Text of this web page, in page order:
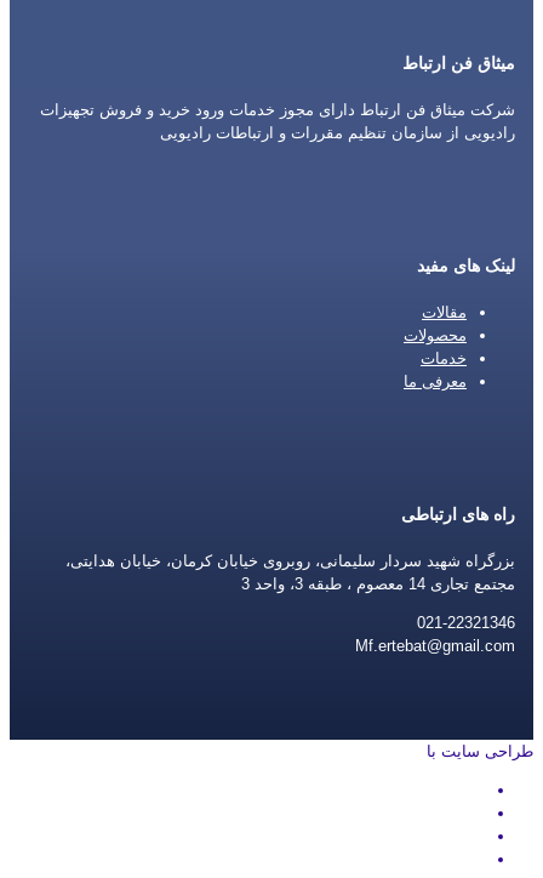
میثاق فن ارتباط
شرکت میثاق فن ارتباط دارای مجوز خدمات ورود خرید و فروش تجهیزات
رادیویی از سازمان تنظیم مقررات و ارتباطات رادیویی
لینک های مفید
مقالات
محصولات
خدمات
معرفی ما
راه های ارتباطی
بزرگراه شهید سردار سلیمانی، روبروی خیابان کرمان، خیابان هدایتی،
مجتمع تجاری 14 معصوم ، طبقه 3، واحد 3
021-22321346
Mf.ertebat@gmail.com
طراحی سایت با